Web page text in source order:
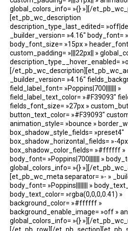
global_colors_info= »{} »][/
[et_pb_wc_description
description_type_last_edited=
_builder_version= »4.16″ body_font=
body_font_size= »15px »
custom_padding= »|||22px|| »
description_type__hover_enabled=
[/
_builder_version= »4.16″
field_label_font= »Poppins|700||||||| »
field_label_text_color= »#F39093″
fields_font_size= »27px »
button_text_color= »#F39093″
animation_style= »bounce »
box_shadow_style_fields= »preset4″
box_shadow_horizontal_fields= »-4px
box_shadow_color_fields= »#ffffff »
body_font= »Poppins|700||||||| »
global_colors_info= »{} »][/
[et_pb_wc_meta separator= »- »
body_font= »Poppins|||||||| »
body_text_color= »rgba(0,0,0,0.41) »
background_color= »#ffffff »
background_enable_image= »off »
global_colors_info= »{} »][/
[/et_pb_row][/